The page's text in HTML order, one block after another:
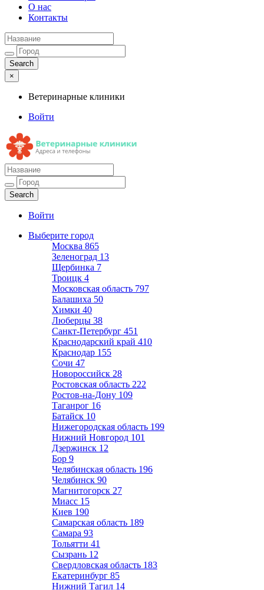
О нас
Контакты
×
Ветеринарные клиники
Войти
Ветеринарные клиники
Адреса и телефоны
Войти
Выберите город
Москва 865
Зеленоград 13
Щербинка 7
Троицк 4
Московская область 797
Балашиха 50
Химки 40
Люберцы 38
Санкт-Петербург 451
Краснодарский край 410
Краснодар 155
Сочи 47
Новороссийск 28
Ростовская область 222
Ростов-на-Дону 109
Таганрог 16
Батайск 10
Нижегородская область 199
Нижний Новгород 101
Дзержинск 12
Бор 9
Челябинская область 196
Челябинск 90
Магнитогорск 27
Миасс 15
Киев 190
Самарская область 189
Самара 93
Тольятти 41
Сызрань 12
Свердловская область 183
Екатеринбург 85
Нижний Тагил 14